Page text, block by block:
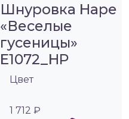
Шнуровка Hape
«Веселые
гусеницы»
E1072_HP
Цвет
1 712 ₽